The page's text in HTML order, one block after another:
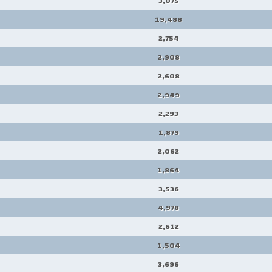
19,488
2,754
2,908
2,608
2,949
2,293
1,879
2,062
1,864
3,536
4,978
2,612
1,504
3,696